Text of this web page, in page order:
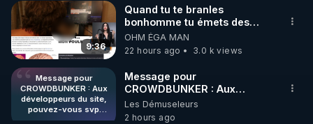
Toutes les vidéos Youtube sont aussi sur la
http://rgnr.li/odysee
🌱 LES STAGES EN PRÉSENTIEL
http://rgnr.li/stages
9:36
Quand tu te branles
bonhomme tu émets des
ondes ils ont juste omis de
t'expliquer
OHM ÉGA MAN
22 hours ago
3.0 k views
Message pour
CROWDBUNKER : Aux
développeurs du site,
pouvez-vous svp
remettre la
Message pour
CROWDBUNKER : Aux
développeurs du site,
pouvez-vous svp remettre la
Les Démuseleurs
2 hours ago